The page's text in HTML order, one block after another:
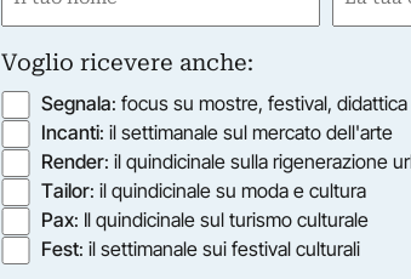
Voglio ricevere anche:
Segnala: focus su mostre, festival,
Incanti: il settimanale sul mercato dell'arte
Render: il quindicinale sulla rigenerazione
Tailor: il quindicinale su moda e cultura
Pax: Il quindicinale sul turismo culturale
Fest: il settimanale sui festival culturali